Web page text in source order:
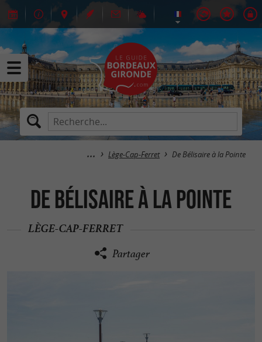
Lège-Cap-Ferret De Bélisaire à la Pointe
De Bélisaire à la Pointe
LÈGE-CAP-FERRET
Partager